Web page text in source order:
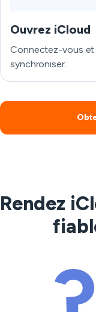
Ouvrez iCloud
Connectez-vous et
synchroniser.
Rendez